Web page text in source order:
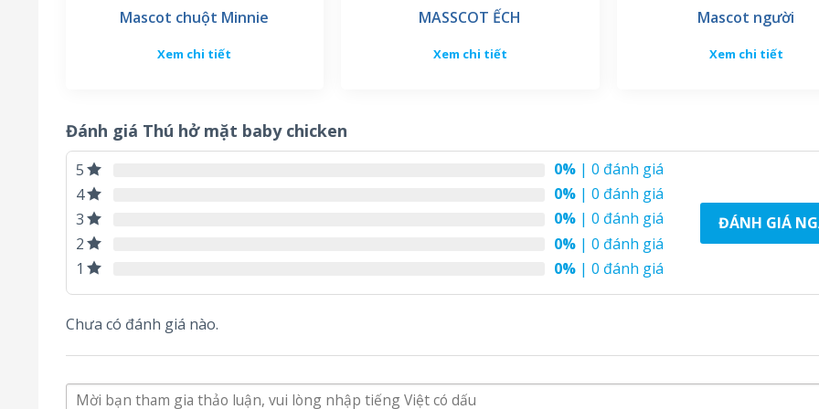
Mascot chuột Minnie
Xem chi tiết
MASSCOT ẾCH
Xem chi tiết
Mascot người
Xem chi tiết
Đánh giá Thú hở mặt baby chicken
5 0% | 0 đánh giá
4
0% | 0 đánh giá
3
0% | 0 đánh giá
2
0% | 0 đánh giá
1
0% | 0 đánh giá
ĐÁNH GIÁ
Chưa có đánh giá nào.